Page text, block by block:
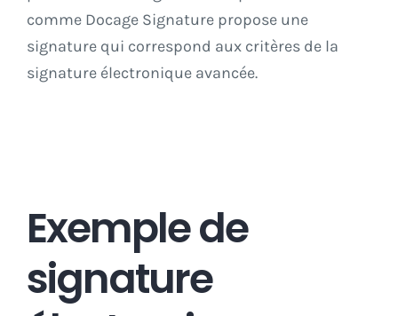
comme Docage Signature propose une
signature qui correspond aux critères de la
signature électronique avancée.
Exemple de
signature